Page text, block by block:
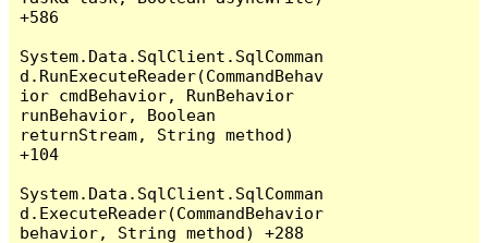
+586
System.Data.SqlClient.SqlComman
d.RunExecuteReader(CommandBehav
ior cmdBehavior, RunBehavior
runBehavior, Boolean
returnStream, String method)
+104
System.Data.SqlClient.SqlComman
d.ExecuteReader(CommandBehavior
behavior, String method) +288